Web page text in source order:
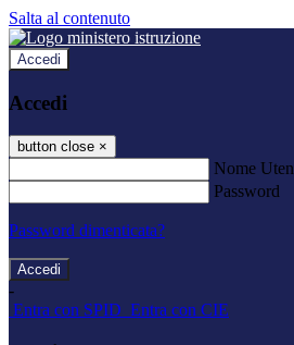
Salta al contenuto
Accedi
Accedi
button close ×
Nome
Password
Password dimenticata?
-
Entra con SPID Entra con CIE